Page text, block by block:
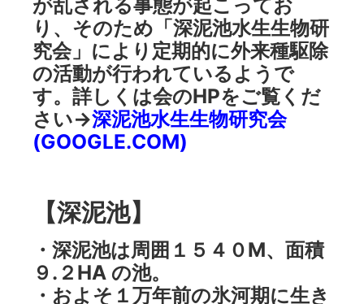
り、そのため「深泥池水生生物研
究会」により定期的に外来種駆除
の活動が行われているようで
す。詳しくは会のHPをご覧くだ
さい→深泥池水生生物研究会
(GOOGLE.COM)
【深泥池】
・深泥池は周囲１５４０M、面積
９.２HA の池。
・およそ１万年前の氷河期に生き